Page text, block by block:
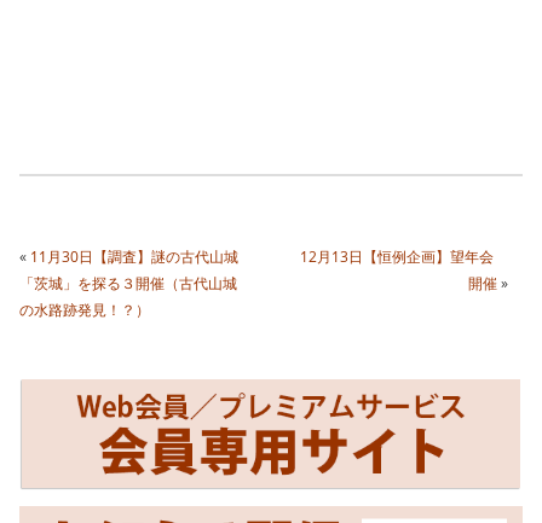
« 11月30日【調査】謎の古代山城
「茨城」を探る３開催（古代山城
の水路跡発見！？）
12月13日【恒例企画】望年会
開催»